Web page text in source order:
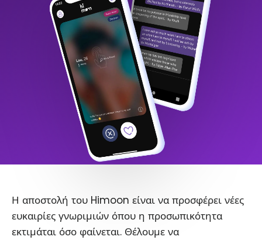
Η αποστολή του Himoon είναι να προσφέρει νέες
ευκαιρίες γνωριμιών όπου η προσωπικότητα
εκτιμάται όσο φαίνεται. Θέλουμε να